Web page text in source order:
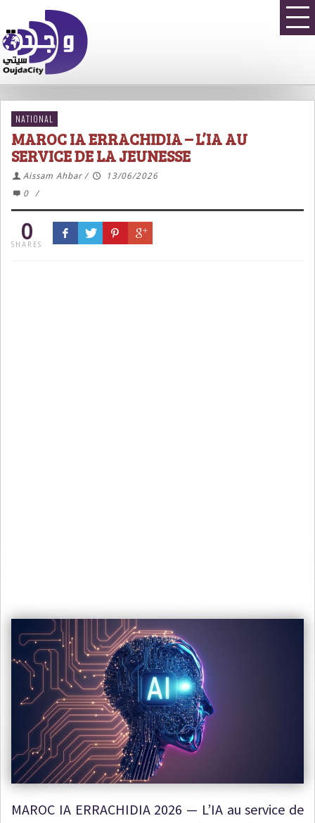
NATIONAL
MAROC IA ERRACHIDIA – L’IA AU
SERVICE DE LA JEUNESSE
Aissam Ahbar /
13/06/2026
0
/
0
SHARES
MAROC IA ERRACHIDIA 2026 — L’IA au service de